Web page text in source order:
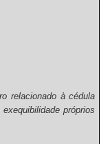
relacionado à cédula
próprios